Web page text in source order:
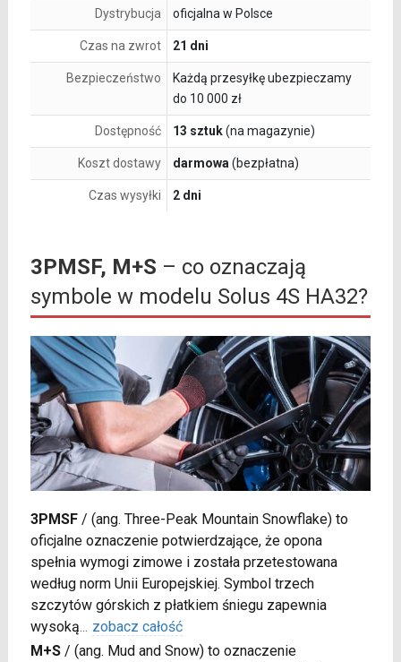
Dystrybucja oficjalna w Polsce
Czas na zwrot 21 dni
Bezpieczeństwo
Każdą przesyłkę ubezpieczamy
do 10 000 zł
Dostępność 13 sztuk(na magazynie)
Koszt dostawy darmowa (bezpłatna)
Czas wysyłki 2 dni
3PMSF, M+S – co oznaczają
symbole w modelu Solus 4S HA32?
3PMSF/ (ang. Three-Peak Mountain Snowflake) to
oficjalne oznaczenie potwierdzające, że opona
spełnia wymogi zimowe i została przetestowana
według norm Unii Europejskiej. Symbol trzech
szczytów górskich z płatkiem śniegu zapewnia
wysoką... zobacz całość
M+S/ (ang. Mud and Snow) to oznaczenie